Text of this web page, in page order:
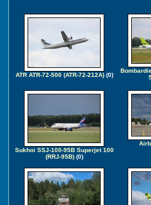
ATR ATR-72-500 (ATR-72-212A)(0)
Sukhoi SSJ-100-95B Superjet 100
(RRJ-95B)(0)